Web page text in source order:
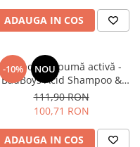
ADAUGA IN COS
-10% NOU
Şampon şi spumă activă -
BadBoys Acid Shampoo &
Foam (1L)
111,90 RON
100,71 RON
ADAUGA IN COS